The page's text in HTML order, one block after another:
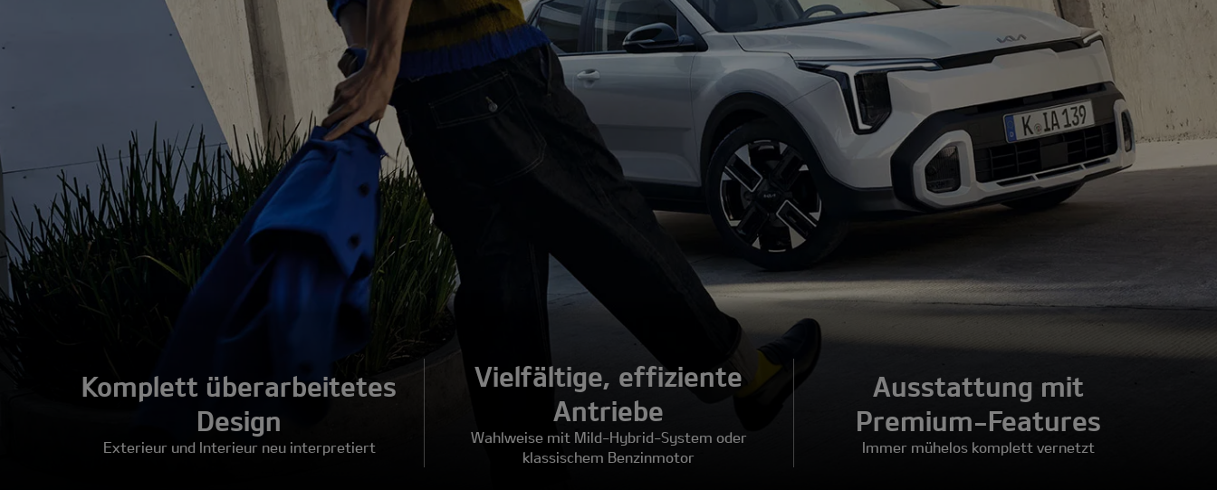
Komplett überarbeitetes
Design
Exterieur und Interieur neu interpretiert
Vielfältige, effiziente
Antriebe
Wahlweise mit Mild-Hybrid-System oder
klassischem Benzinmotor
Ausstattung mit
Premium-Features
Immer mühelos komplett vernetzt